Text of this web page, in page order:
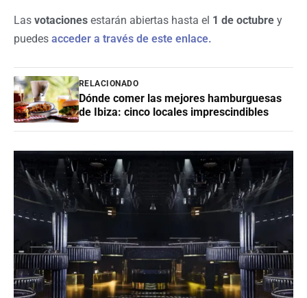
Las votaciones estarán abiertas hasta el 1 de octubre y
puedes acceder a través de este enlace.
RELACIONADO
Dónde comer las mejores hamburguesas
de Ibiza: cinco locales imprescindibles